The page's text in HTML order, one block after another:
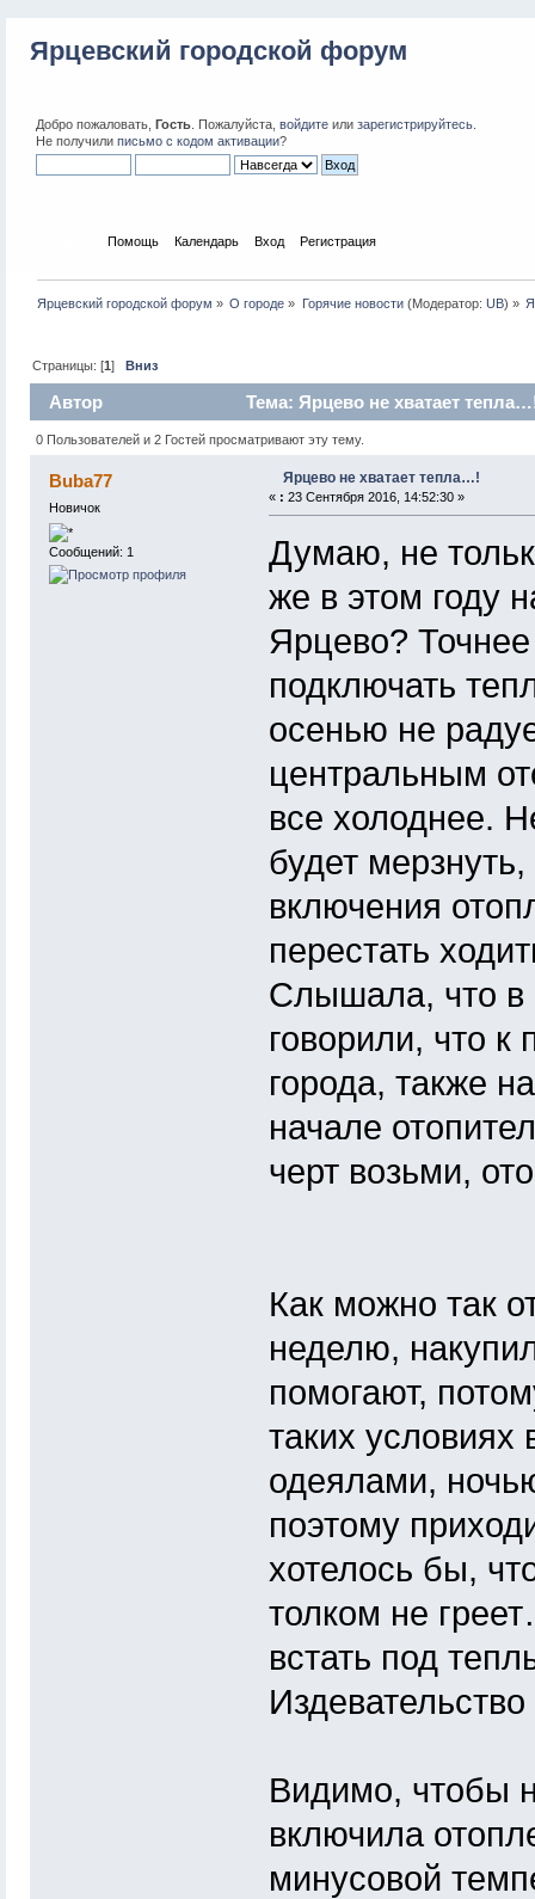
Ярцевский городской форум
Добро пожаловать, Гость. Пожалуйста, войдитеили зарегистрируйтесь.
Не получили письмо с кодом активации?
Помощь Календарь Вход Регистрация
Ярцевский городской форум » О городе » Горячие новости(Модератор: UB) »
Страницы: [1]Вниз
Автор Тема: Ярцево не хватает
0 Пользователей и 2 Гостей просматривают эту тему.
Buba77
Новичок
Сообщений: 1
Ярцево не хватает тепла…!
« : 23 Сентября 2016, 14:52:30 »
Думаю, не
же в этом году
Ярцево?
подключать
осенью не
центральным
все холоднее.
будет
включения
перестать
Слышала, что в
говорили, что к
города, также
начале
черт возьми,
Как можно так
неделю,
помогают,
таких условиях
одеялами,
поэтому
хотелось бы,
толком не
встать под
Видимо, чтобы
включила
минусовой